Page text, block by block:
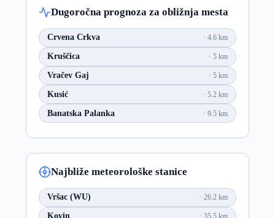
Dugoročna prognoza za obližnja mesta
Crvena Crkva 4.6 km
Kruščica 5 km
Vračev Gaj 5 km
Kusić 5.2 km
Banatska Palanka 9.5 km
Najbliže meteorološke stanice
Vršac (WU) 26.2 km
Kovin 35.5 km